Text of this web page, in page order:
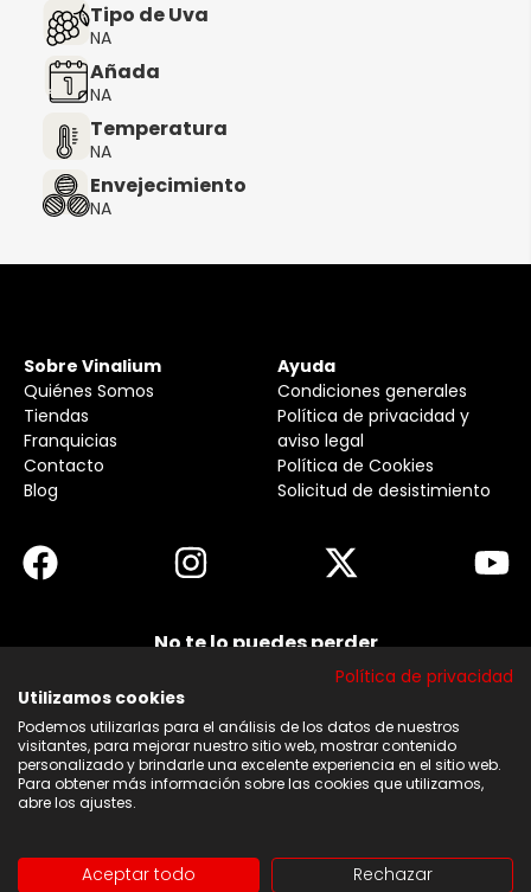
Tipo de Uva
NA
Añada
NA
Temperatura
NA
Envejecimiento
NA
Sobre Vinalium
Quiénes Somos
Tiendas
Franquicias
Contacto
Blog
Ayuda
Condiciones generales
Política de privacidad y
aviso legal
Política de Cookies
Solicitud de desistimiento
No te lo puedes perder
ninguna de nuestras noticias, ofertas y
Acepto los términos y condiciones
Política de privacidad
Utilizamos cookies
Podemos utilizarlas para el análisis de los datos de nuestros
visitantes, para mejorar nuestro sitio web, mostrar contenido
personalizado y brindarle una excelente experiencia en el sitio web.
Para obtener más información sobre las cookies que utilizamos,
abre los ajustes.
Aceptar todo Rechazar